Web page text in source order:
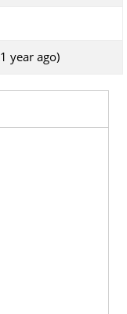
year ago)